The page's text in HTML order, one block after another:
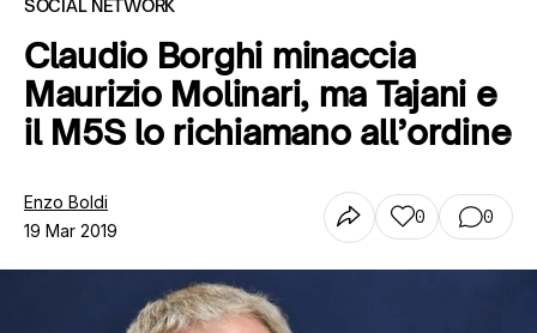
Tutti gli articoli
Chi siamo
SOCIAL NETWORK
Claudio Borghi minaccia
Maurizio Molinari, ma Tajani e
il M5S lo richiamano all’ordine
Enzo Boldi
19 Mar 2019
0 0